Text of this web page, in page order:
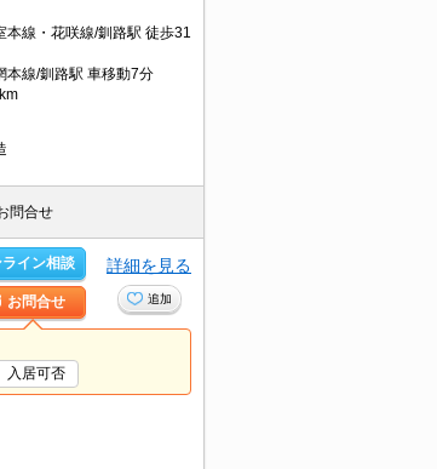
本線・花咲線/釧路駅 徒歩31
本線/釧路駅 車移動7分
問合せ
ライン相談
お問合せ
詳細を見る
追加
入居可否